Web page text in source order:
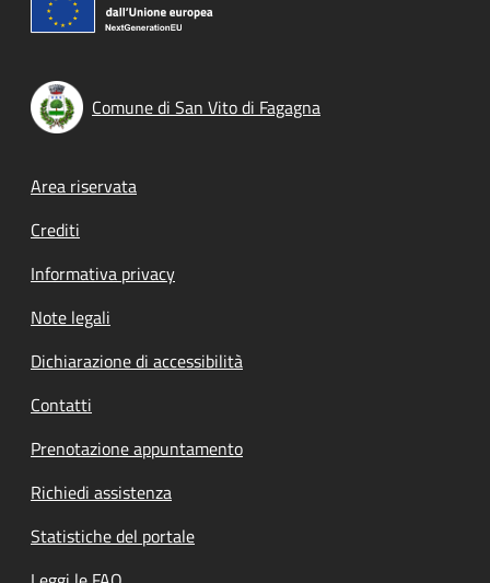
Comune di San Vito di Fagagna
Footer menu
Area riservata
Crediti
Informativa privacy
Note legali
Dichiarazione di accessibilità
Contatti
Prenotazione appuntamento
Richiedi assistenza
Statistiche del portale